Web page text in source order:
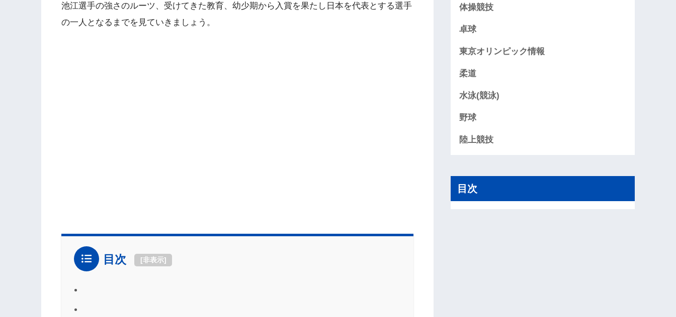
池江選手の強さのルーツ、受けてきた教育、幼少期から入賞を果たし日本を代表とする選手
の一人となるまでを見ていきましょう。
目次 [非表示]
体操競技
卓球
東京オリンピック情報
柔道
水泳(競泳)
野球
陸上競技
目次